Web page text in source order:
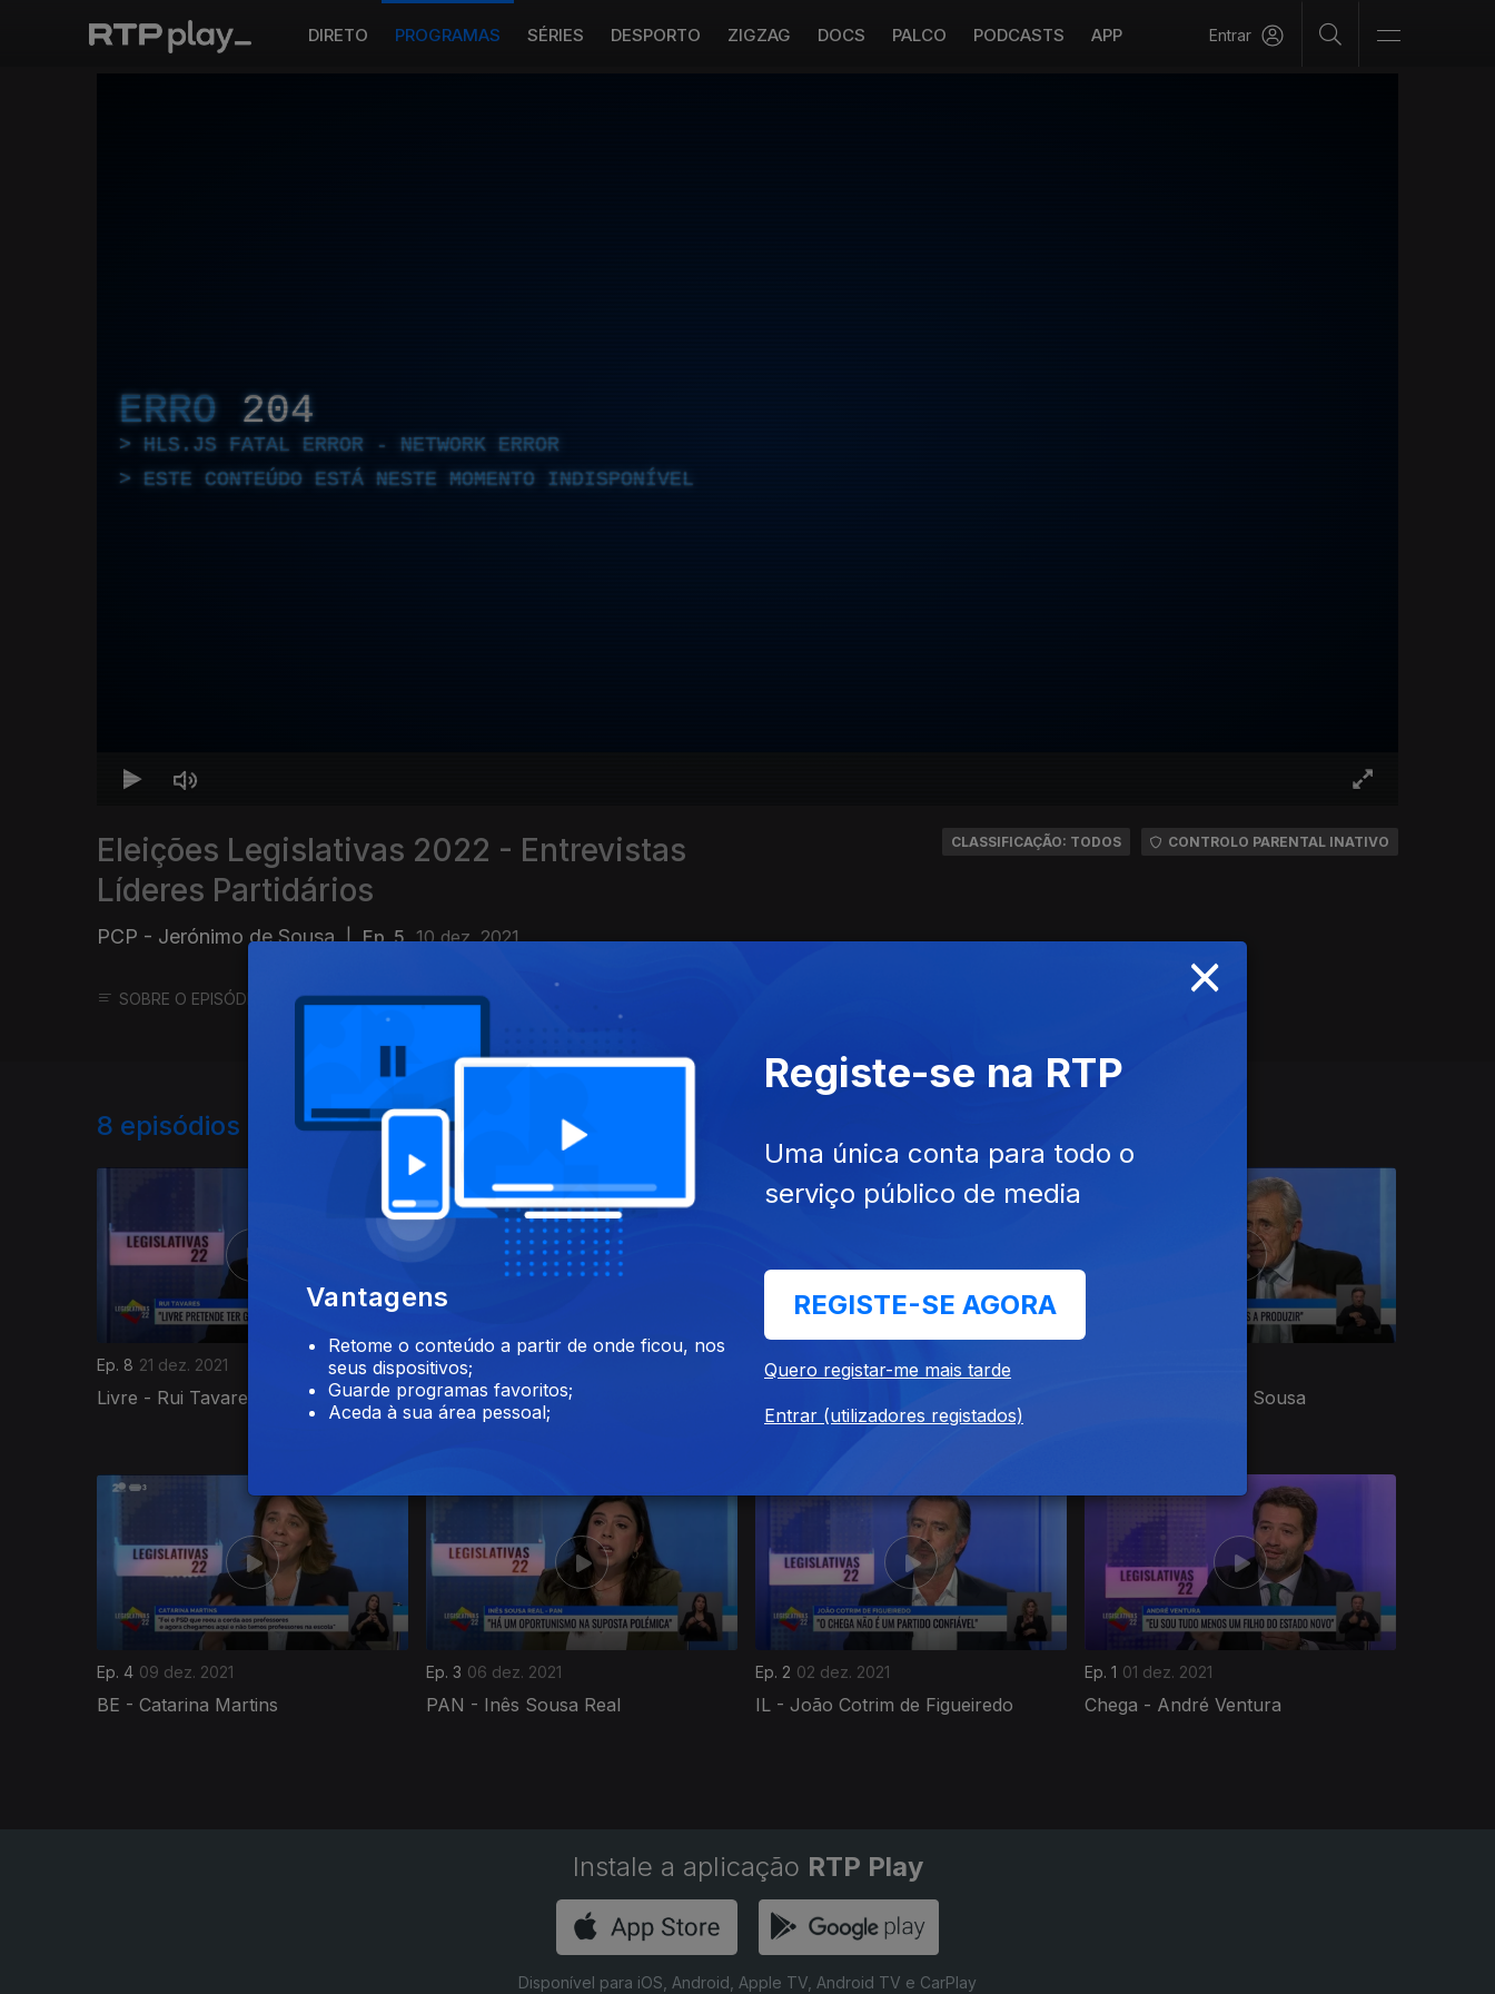
DIRETO PROGRAMAS SÉRIES DESPORTO ZIGZAG DOCS PALCO PODCASTS APP Entrar
ERRO 204
HLS.JS FATAL ERROR - NETWORK ERROR
ESTE CONTEÚDO ESTÁ NESTE MOMENTO INDISPONÍVEL
Eleições Legislativas 2022 - Entrevistas
Líderes Partidários
PCP - Jerónimo de Sousa | Ep. 5 10 dez. 2021
CLASSIFICAÇÃO: TODOS CONTROLO PARENTAL INATIVO
SOBRE O EPISÓDIO SOBRE O PROGRAMA
8 episódios disponíveis
Ep. 8 21 dez. 2021
Livre - Rui Tavares
Ep. 7 14 dez. 2021
PSD - Rui Rio
Ep. 6 13 dez. 2021
Santos
PCP - Jerónimo de Sousa
Ep. 4 09 dez. 2021
BE - Catarina Martins
Ep. 3 06 dez. 2021
PAN - Inês Sousa Real
Ep. 2 02 dez. 2021
IL - João Cotrim de Figueiredo
Ep. 1 01 dez. 2021
Chega - André Ventura
585994
Instale a aplicação RTP Play
Disponível para iOS, Android, Apple TV, Android TV e CarPlay
×
Vantagens
Retome o conteúdo a partir de onde ficou, nos
seus dispositivos;
Guarde programas favoritos;
Aceda à sua área pessoal;
Registe-se na RTP
Uma única conta para todo o
serviço público de media
REGISTE-SE AGORA
Quero registar-me mais tarde
Entrar (utilizadores registados)